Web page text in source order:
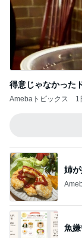
得意じゃなかった
Amebaトピックス 1
姉
魚